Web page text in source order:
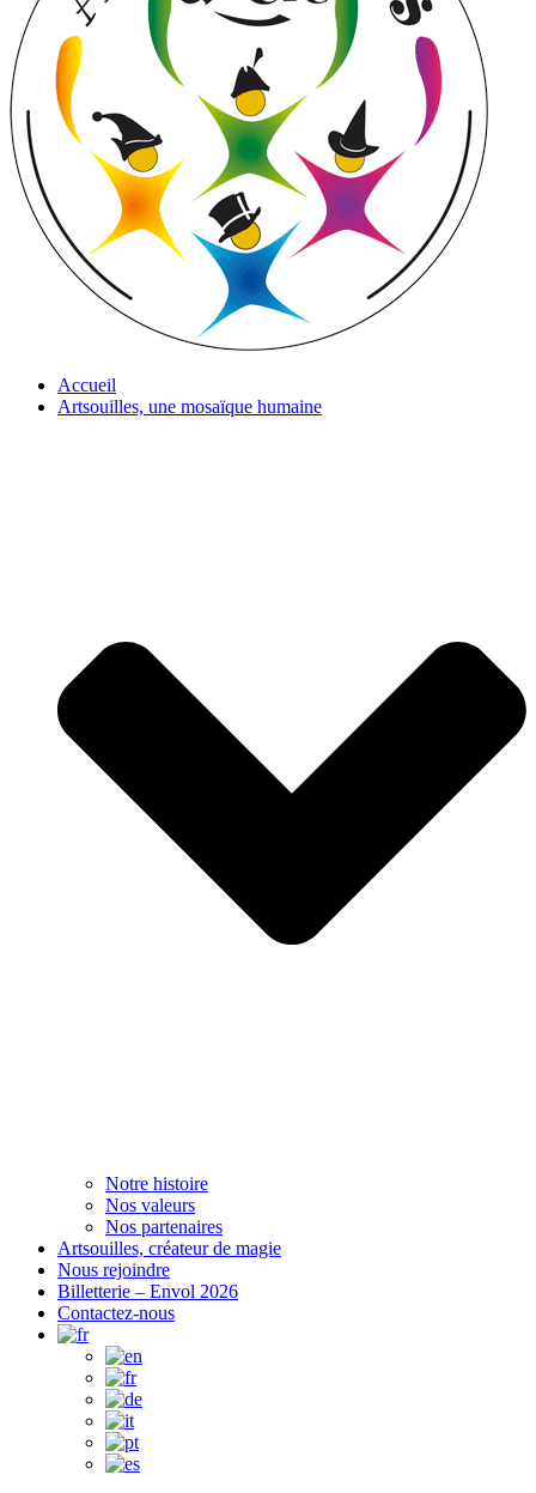
Accueil
Artsouilles, une mosaïque humaine
Notre histoire
Nos valeurs
Nos partenaires
Artsouilles, créateur de magie
Nous rejoindre
Billetterie – Envol 2026
Contactez-nous